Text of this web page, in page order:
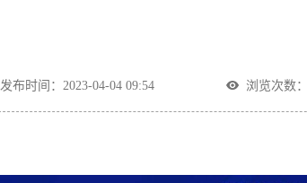
发布时间：2023-04-04 09:54 浏览次数：